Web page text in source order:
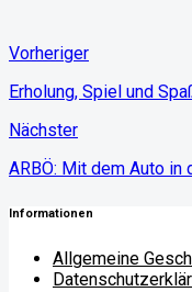
Vorheriger
Erholung, Spiel und
Nächster
ARBÖ: Mit dem Auto in
Informationen
Allgemeine